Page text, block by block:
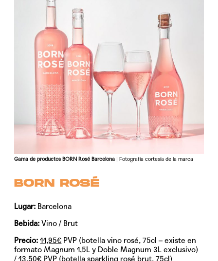
Gama de productos BORN Rosé Barcelona | Fotografía cortesía de la marca
BORN ROSÉ
Lugar: Barcelona
Bebida: Vino / Brut
Precio:11,95€ PVP (botella vino rosé, 75cl – existe en
formato Magnum 1,5L y Doble Magnum 3L exclusivo)
/ 13,50€ PVP (botella sparkling rosé brut, 75cl)